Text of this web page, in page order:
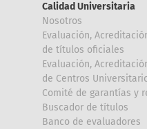
Calidad Universitaria
Nosotros
Evaluación,
de títulos oficiales
Evaluación,
de Centros
Comité de garantías y
Buscador de títulos
Banco de evaluadores